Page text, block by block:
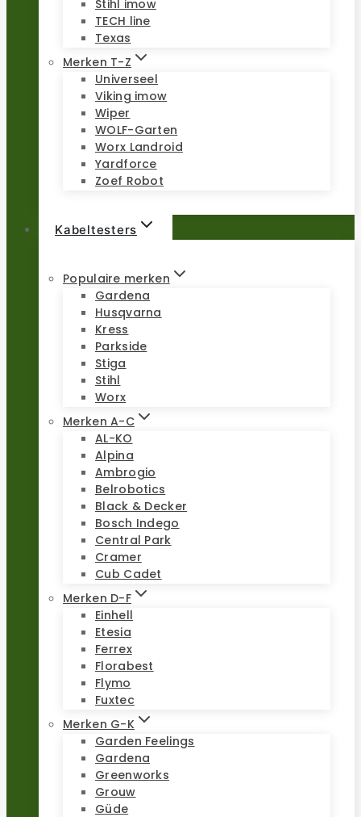
Stihl imow
TECH line
Texas
Merken T-Z
Universeel
Viking imow
Wiper
WOLF-Garten
Worx Landroid
Yardforce
Zoef Robot
Kabeltesters
Populaire merken
Gardena
Husqvarna
Kress
Parkside
Stiga
Stihl
Worx
Merken A-C
AL-KO
Alpina
Ambrogio
Belrobotics
Black & Decker
Bosch Indego
Central Park
Cramer
Cub Cadet
Merken D-F
Einhell
Etesia
Ferrex
Florabest
Flymo
Fuxtec
Merken G-K
Garden Feelings
Gardena
Greenworks
Grouw
Güde